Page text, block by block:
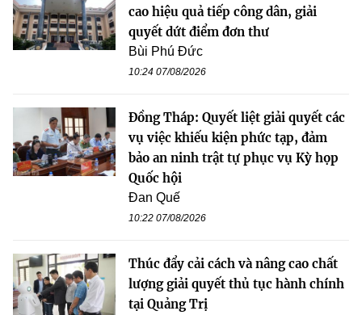
cao hiệu quả tiếp công dân, giải
quyết dứt điểm đơn thư
Bùi Phú Đức
10:24 07/08/2026
Đồng Tháp: Quyết liệt giải quyết các
vụ việc khiếu kiện phức tạp, đảm
bảo an ninh trật tự phục vụ Kỳ họp
Quốc hội
Đan Quế
10:22 07/08/2026
Thúc đẩy cải cách và nâng cao chất
lượng giải quyết thủ tục hành chính
tại Quảng Trị